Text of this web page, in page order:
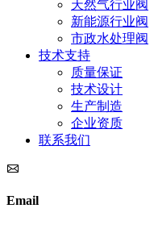
天然气行业阀
新能源行业阀
市政水处理阀
技术支持
质量保证
技术设计
生产制造
企业资质
联系我们
Email